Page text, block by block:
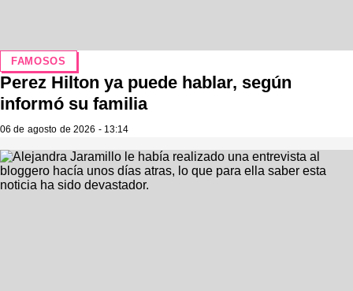
FAMOSOS
Perez Hilton ya puede hablar, según
informó su familia
06 de agosto de 2026 - 13:14